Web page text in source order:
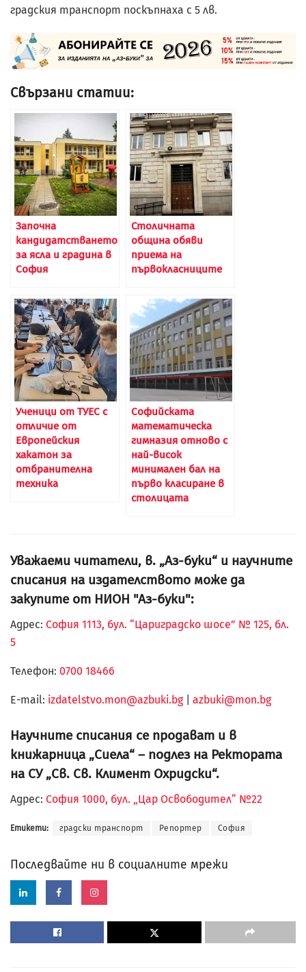
градския транспорт поскъпнаха с 5 лв.
Свързани статии:
Започна
кандидатстването
за ясла и градина в
София
Столичната
община обяви
приема на
първокласниците
Ученици от ТУЕС с
отличие от
Европейския
хакатон за
отбранителна
техника
Софийската
математическа
гимназия отново с
най-висок
минимален бал на
първо класиране в
столицата
Уважаеми читатели, в. „Аз-буки“ и научните
списания на издателството може да
закупите от НИОН "Аз-буки":
Адрес: София 1113, бул. “Цариградско шосе” № 125, бл.
5
Телефон: 0700 18466
Е-mail: izdatelstvo.mon@azbuki.bg| azbuki@mon.bg
Научните списания се продават и в
книжарница „Сиела“ – подлез на Ректората
на СУ „Св. Св. Климент Охридски“.
Адрес: София 1000, бул. „Цар Освободител“ №22
Етикети: градски транспорт Репортер София
Последвайте ни в социалните мрежи